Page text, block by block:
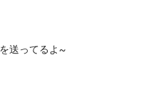
送ってるよ~